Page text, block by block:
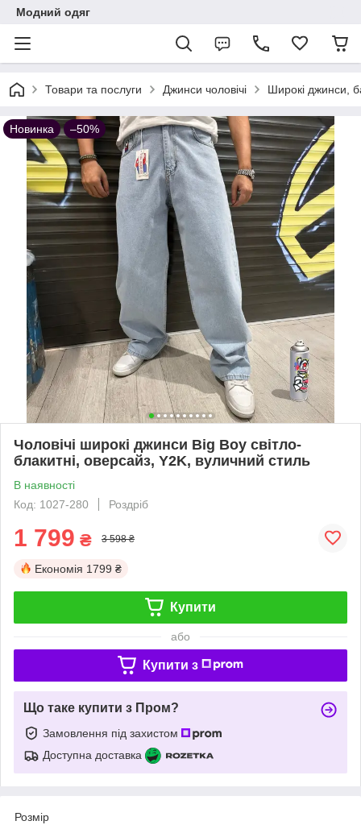
Модний одяг
Товари та послуги Джинси чоловічі Широкі джинси,
Новинка –50%
Чоловічі широкі джинси Big Boy світло-
блакитні, оверсайз, Y2K, вуличний стиль
В наявності
Код: 1027-280
Роздріб
1 799 ₴ 3 598 ₴
Економія 1799 ₴
Купити
або
Купити з
Що таке купити з Пром?
Замовлення під захистом
Доступна доставка
Розмір